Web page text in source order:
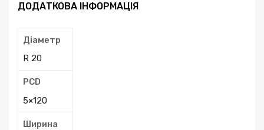
ДОДАТКОВА ІНФОРМАЦІЯ
Діаметр
R 20
PCD
5×120
Ширина